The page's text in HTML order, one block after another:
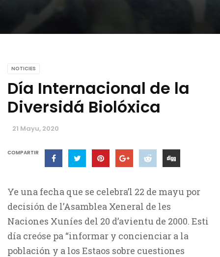
NOTICIES
Día Internacional de la
Diversidá Biolóxica
21 Mayu, 2020
COMPARTIR
Ye una fecha que se celebra’l 22 de mayu por
decisión de l’Asamblea Xeneral de les
Naciones Xuníes del 20 d’avientu de 2000. Esti
día creóse pa “informar y concienciar a la
población y a los Estaos sobre cuestiones